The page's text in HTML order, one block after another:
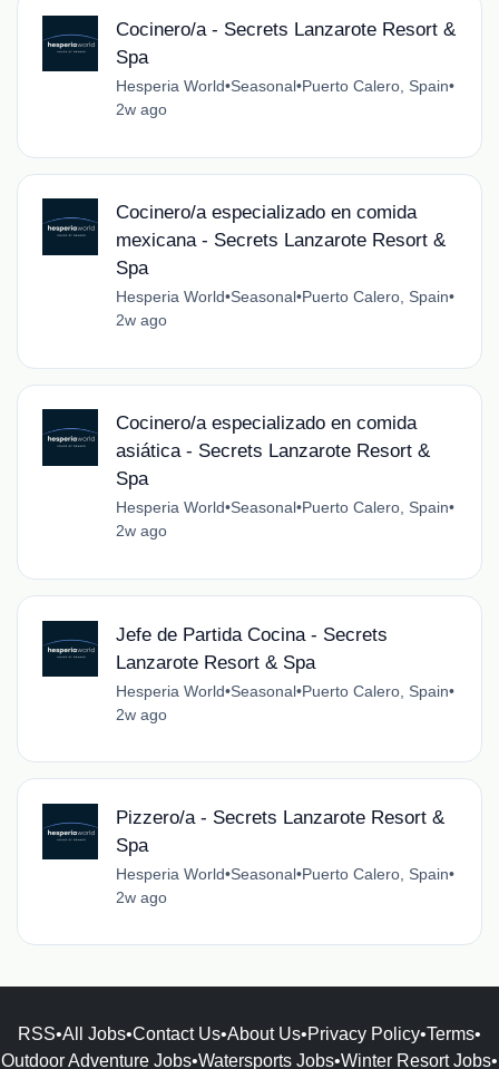
Cocinero/a - Secrets Lanzarote Resort &
Spa
Hesperia World•Seasonal•Puerto Calero, Spain•
2w ago
Cocinero/a especializado en comida
mexicana - Secrets Lanzarote Resort &
Spa
Hesperia World•Seasonal•Puerto Calero, Spain•
2w ago
Cocinero/a especializado en comida
asiática - Secrets Lanzarote Resort &
Spa
Hesperia World•Seasonal•Puerto Calero, Spain•
2w ago
Jefe de Partida Cocina - Secrets
Lanzarote Resort & Spa
Hesperia World•Seasonal•Puerto Calero, Spain•
2w ago
Pizzero/a - Secrets Lanzarote Resort &
Spa
Hesperia World•Seasonal•Puerto Calero, Spain•
2w ago
RSS•All Jobs•Contact Us•About Us•Privacy Policy•Terms•
Outdoor Adventure Jobs•Watersports Jobs•Winter Resort Jobs•